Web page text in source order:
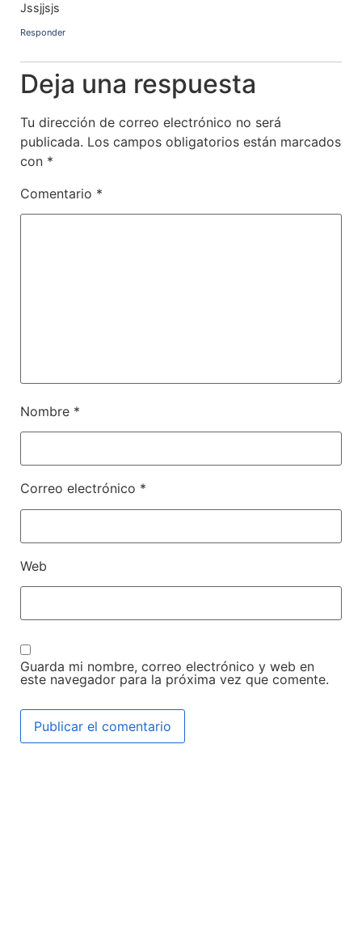
Jssjjsjs
Responder
Deja una respuesta
Tu dirección de correo electrónico no será
publicada. Los campos obligatorios están marcados
con *
Comentario *
Nombre *
Correo electrónico *
Web
Guarda mi nombre, correo electrónico y web en
este navegador para la próxima vez que comente.